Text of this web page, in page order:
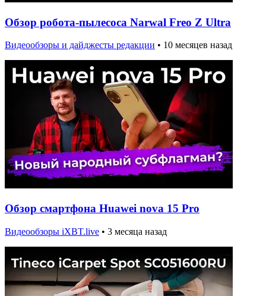
Обзор робота-пылесоса Narwal Freo Z Ultra
Видеообзоры и дайджесты редакции • 10 месяцев назад
Обзор смартфона Huawei nova 15 Pro
Видеообзоры iXBT.live • 3 месяца назад